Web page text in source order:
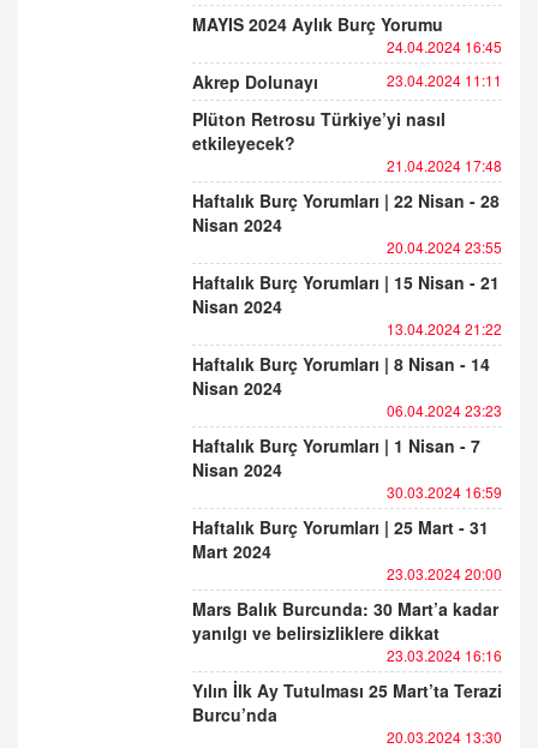
MAYIS 2024 Aylık Burç Yorumu
24.04.2024 16:45
Akrep Dolunayı 23.04.2024 11:11
Plüton Retrosu Türkiye’yi nasıl
etkileyecek?
21.04.2024 17:48
Haftalık Burç Yorumları | 22 Nisan - 28
Nisan 2024
20.04.2024 23:55
Haftalık Burç Yorumları | 15 Nisan - 21
Nisan 2024
13.04.2024 21:22
Haftalık Burç Yorumları | 8 Nisan - 14
Nisan 2024
06.04.2024 23:23
Haftalık Burç Yorumları | 1 Nisan - 7
Nisan 2024
30.03.2024 16:59
Haftalık Burç Yorumları | 25 Mart - 31
Mart 2024
23.03.2024 20:00
Mars Balık Burcunda: 30 Mart’a kadar
yanılgı ve belirsizliklere dikkat
23.03.2024 16:16
Yılın İlk Ay Tutulması 25 Mart’ta Terazi
Burcu’nda
20.03.2024 13:30